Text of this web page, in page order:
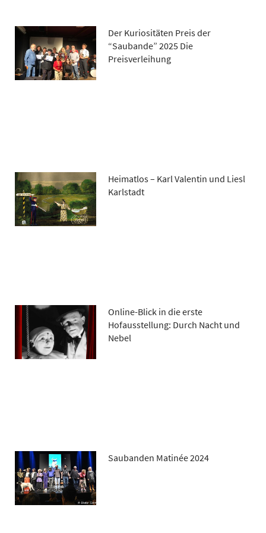
Der Kuriositäten Preis der
“Saubande” 2025 Die
Preisverleihung
Heimatlos – Karl Valentin und Liesl
Karlstadt
Online-Blick in die erste
Hofausstellung: Durch Nacht und
Nebel
Saubanden Matinée 2024